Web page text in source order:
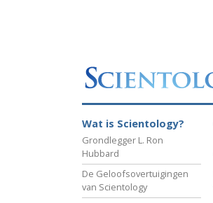
Wat is Scientology?
Grondlegger L. Ron
Hubbard
De Geloofsovertuigingen
van Scientology